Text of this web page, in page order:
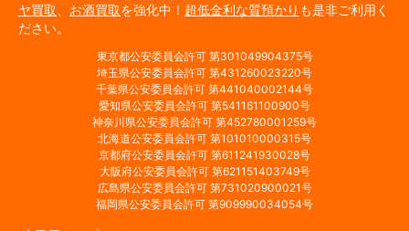
ヤ買取
お酒買取を強化中！ 超低金利な質預かり も是非ご利用く
ださい。
東京都公安委員会許可 第301049904375号
埼玉県公安委員会許可 第431260023220号
千葉県公安委員会許可 第441040002144号
愛知県公安委員会許可 第541161100900号
神奈川県公安委員会許可 第452780001259号
北海道公安委員会許可 第101010000315号
京都府公安委員会許可 第611241930028号
大阪府公安委員会許可 第621151403749号
広島県公安委員会許可 第731020900021号
福岡県公安委員会許可 第909990034054号